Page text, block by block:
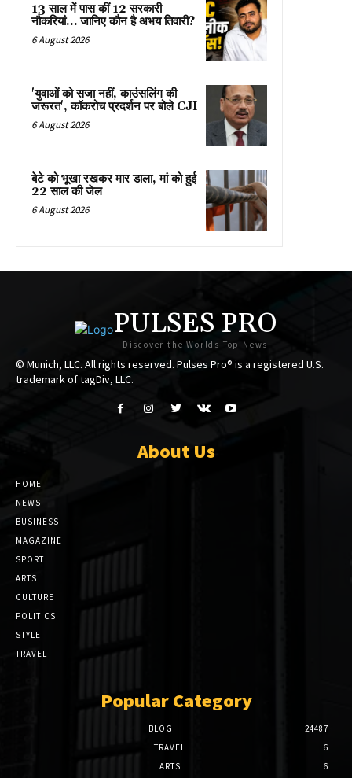
13 साल में पास कीं 12 सरकारी
नौकरियां… जान‍िए कौन है अभय तिवारी?
6 August 2026
'युवाओं को सजा नहीं, काउंसलिंग की
जरूरत', कॉकरोच प्रदर्शन पर बोले CJI
6 August 2026
बेटे को भूखा रखकर मार डाला, मां को हुई
22 साल की जेल
6 August 2026
PULSES PRO
Discover the Worlds Top News
© Munich, LLC. All rights reserved. Pulses Pro® is a registered U.S.
trademark of tagDiv, LLC.
About Us
HOME
NEWS
BUSINESS
MAGAZINE
SPORT
ARTS
CULTURE
POLITICS
STYLE
TRAVEL
Popular Category
BLOG
24487
TRAVEL
6
ARTS
6